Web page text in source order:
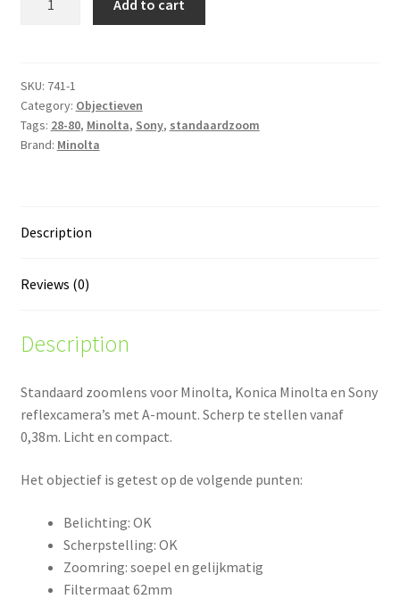
80/3.5-
5.6
+
zonnekap
Add to cart
SKU: 741-1
Category: Objectieven
Tags: 28-80, Minolta, Sony, standaardzoom
Brand: Minolta
Description
Reviews (0)
Description
Standaard zoomlens voor Minolta, Konica Minolta en Sony
reflexcamera’s met A-mount. Scherp te stellen vanaf
0,38m. Licht en compact.
Het objectief is getest op de volgende punten:
Belichting: OK
Scherpstelling: OK
Zoomring: soepel en gelijkmatig
Filtermaat 62mm